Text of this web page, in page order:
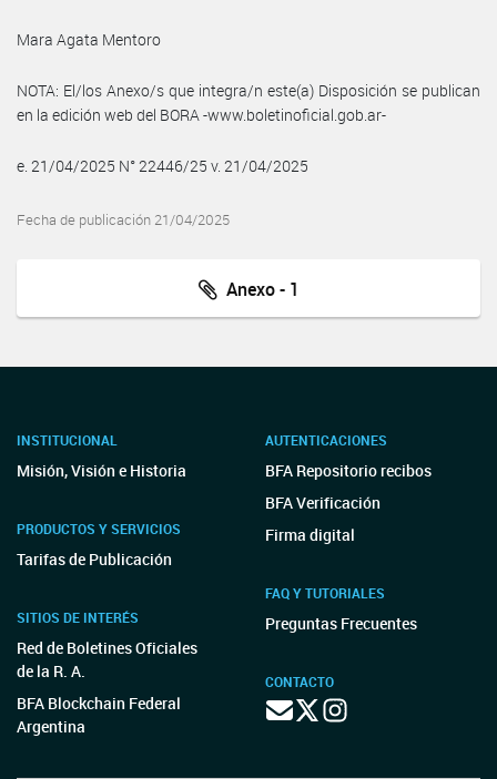
Mara Agata Mentoro
NOTA: El/los Anexo/s que integra/n este(a) Disposición se publican
en la edición web del BORA -www.boletinoficial.gob.ar-
e. 21/04/2025 N° 22446/25 v. 21/04/2025
Fecha de publicación 21/04/2025
Anexo - 1
INSTITUCIONAL
Misión, Visión e Historia
PRODUCTOS Y SERVICIOS
Tarifas de Publicación
SITIOS DE INTERÉS
Red de Boletines Oficiales
de la R. A.
BFA Blockchain Federal
Argentina
AUTENTICACIONES
BFA Repositorio recibos
BFA Verificación
Firma digital
FAQ Y TUTORIALES
Preguntas Frecuentes
CONTACTO